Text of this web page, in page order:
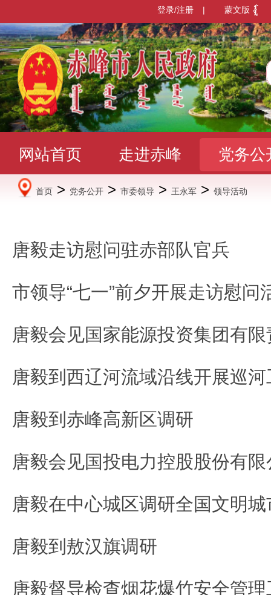
蒙文版
|
登录/注册
网站首页 走进赤峰 党务公
办事服务 政民互动 数据发
首页 > 党务公开 > 市委领导 > 王永军 > 领导活动
唐毅走访慰问驻赤部队官兵
市领导“七一”前夕开展走访慰问
唐毅到西辽河流域沿线开展巡河
唐毅到赤峰高新区调研
唐毅到敖汉旗调研